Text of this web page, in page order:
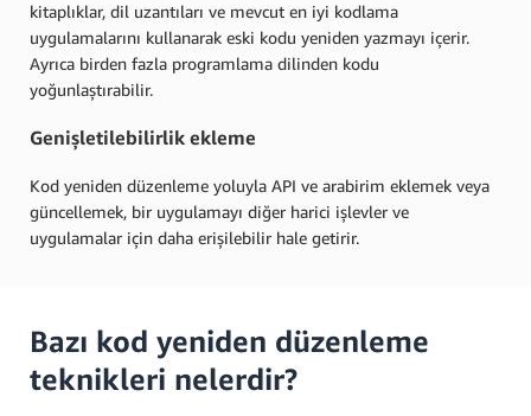
kitaplıklar, dil uzantıları ve mevcut en iyi kodlama
uygulamalarını kullanarak eski kodu yeniden yazmayı içerir.
Ayrıca birden fazla programlama dilinden kodu
yoğunlaştırabilir.
Genişletilebilirlik ekleme
Kod yeniden düzenleme yoluyla API ve arabirim eklemek veya
güncellemek, bir uygulamayı diğer harici işlevler ve
uygulamalar için daha erişilebilir hale getirir.
Bazı kod yeniden düzenleme
teknikleri nelerdir?